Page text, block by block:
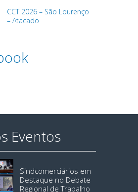
CCT 2026 – São Lourenço
– Atacado
Eventos
Sindcomerciários em
Destaque no Debate
Regional de Trabalho